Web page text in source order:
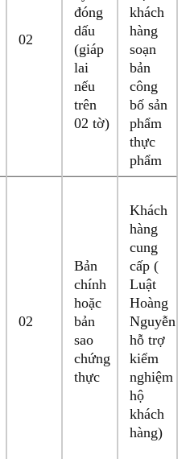
02
đóng
dấu
(giáp
lai
nếu
trên
02 tờ)
khách
hàng
soạn
bản
công
bố sản
phẩm
thực
phẩm
02
Bản
chính
hoặc
bản
sao
chứng
thực
Khách
hàng
cung
cấp (
Luật
Hoàng
Nguyễn
hỗ trợ
kiểm
nghiệm
hộ
khách
hàng)